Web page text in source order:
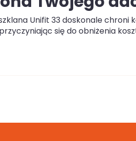
Unifit 33 doskonale
się do obniżenia